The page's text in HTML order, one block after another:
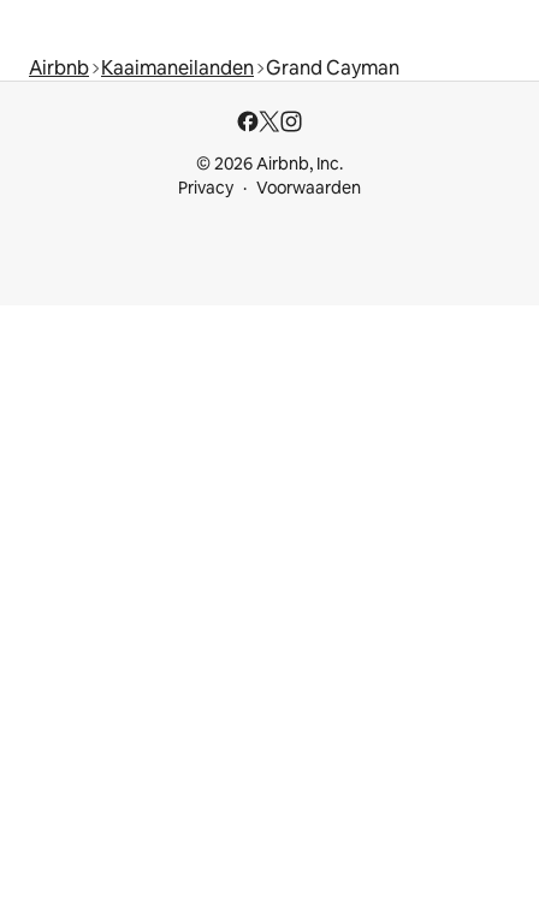
Airbnb Kaaimaneilanden Grand Cayman
© 2026 Airbnb, Inc.
Privacy
Voorwaarden